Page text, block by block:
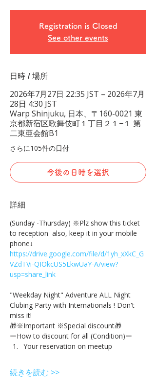
Registration is Closed
See other events
日時 / 場所
2026年7月27日 22:35 JST – 2026年7月
28日 4:30 JST
Warp Shinjuku, 日本、〒160-0021 東
京都新宿区歌舞伎町１丁目２１−１ 第
二東亜会館B1
さらに105件の日付
今後の日時を選択
詳細
(Sunday -Thursday) ※Plz show this ticket
to reception  also, keep it in your mobile
phone↓
https://drive.google.com/file/d/1yh_xXkC_G
VZdTVi-QIOkcUS5LkwUaY-A/view?
usp=share_link
"Weekday Night" Adventure ALL Night
Clubing Party with Internationals ! Don't
miss it!
🎁※Important ※Special discount🎁
ーHow to discount for all (Condition)ー
Your reservation on meetup
続きを読む >>